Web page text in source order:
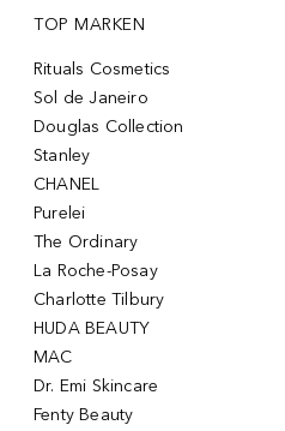
TOP MARKEN
Rituals Cosmetics
Sol de Janeiro
Douglas Collection
Stanley
CHANEL
Purelei
The Ordinary
La Roche-Posay
Charlotte Tilbury
HUDA BEAUTY
MAC
Dr. Emi Skincare
Fenty Beauty